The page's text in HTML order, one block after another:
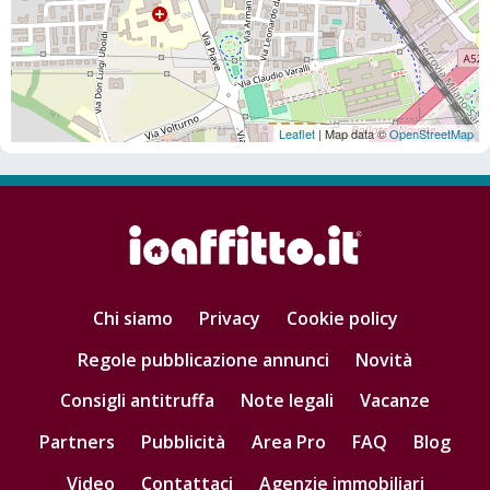
Leaflet | Map data ©OpenStreetMap
Chi siamo Privacy
Cookie policy
Regole pubblicazione annunci
Novità
Consigli antitruffa
Note legali
Vacanze
Partners
Pubblicità Area Pro FAQ
Blog
Video
Contattaci Agenzie immobiliari